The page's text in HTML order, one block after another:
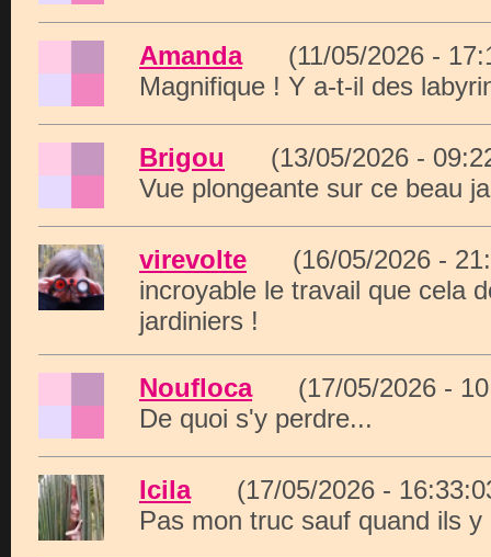
Amanda(11/05/2026 -
Magnifique ! Y a-t-il des
Brigou (13/05/2026 -
Vue plongeante sur ce beau
virevolte (16/05/2026 -
incroyable le travail que cela
jardiniers !
Noufloca(17/05/2026 -
De quoi s'y perdre...
Icila(17/05/2026 -
Pas mon truc sauf quand ils